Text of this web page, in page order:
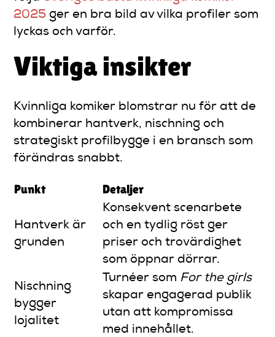
2025 ger en bra bild av vilka profiler som
lyckas och varför.
Viktiga insikter
Kvinnliga komiker blomstrar nu för att de
kombinerar hantverk, nischning och
strategiskt profilbygge i en bransch som
förändras snabbt.
Punkt Detaljer
Hantverk är
grunden
Konsekvent scenarbete
och en tydlig röst ger
priser och trovärdighet
som öppnar dörrar.
Nischning
bygger
lojalitet
Turnéer som For the girls
skapar engagerad publik
utan att kompromissa
med innehållet.